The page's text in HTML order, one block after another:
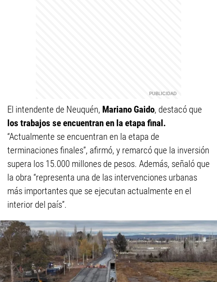
El intendente de Neuquén, Mariano Gaido, destacó que
los trabajos se encuentran en la etapa final.
“Actualmente se encuentran en la etapa de
terminaciones finales”, afirmó, y remarcó que la inversión
supera los 15.000 millones de pesos. Además, señaló que
la obra “representa una de las intervenciones urbanas
más importantes que se ejecutan actualmente en el
interior del país”.